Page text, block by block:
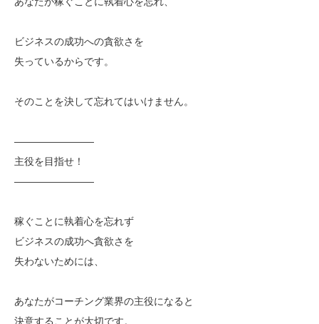
ビジネスの成功への貪欲さを
失っているからです。
そのことを決して忘れてはいけません。
————————
主役を目指せ！
————————
稼ぐことに執着心を忘れず
ビジネスの成功へ貪欲さを
失わないためには、
あなたがコーチング業界の主役になると
決意することが大切です。